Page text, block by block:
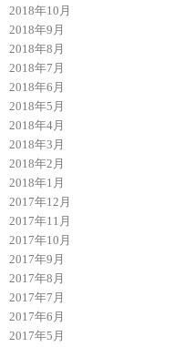
2018年10月
2018年9月
2018年8月
2018年7月
2018年6月
2018年5月
2018年4月
2018年3月
2018年2月
2018年1月
2017年12月
2017年11月
2017年10月
2017年9月
2017年8月
2017年7月
2017年6月
2017年5月